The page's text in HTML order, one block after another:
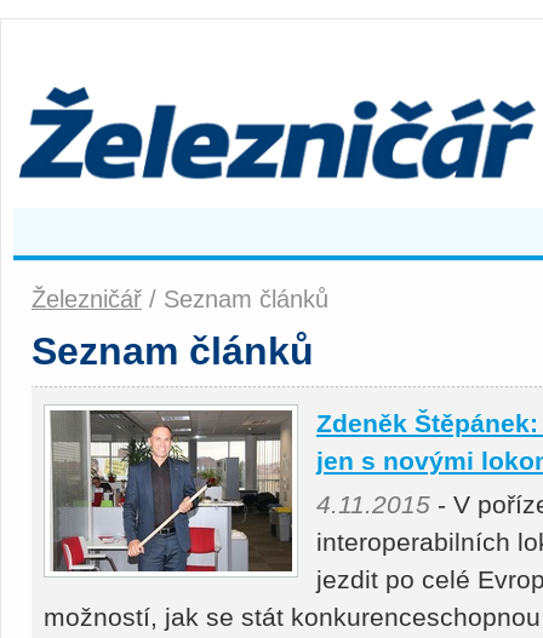
Železničář / Seznam článků
Seznam článků
Zdeněk
jen s novými
4.11.2015 - V
interoperabilních
jezdit po celé
možností, jak se stát